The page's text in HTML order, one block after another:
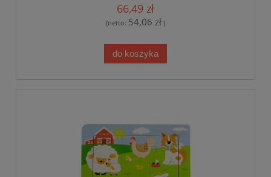
66,49 zł
(netto: 54,06 zł )
do koszyka